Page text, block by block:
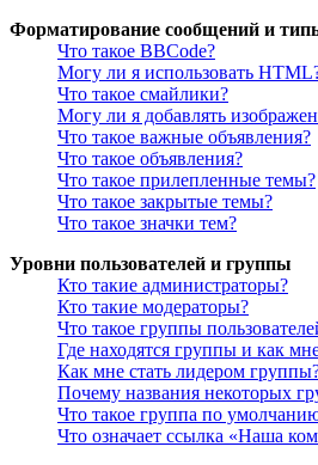
Форматирование сообщений и
Что такое BBCode?
Могу ли я использовать
Что такое смайлики?
Могу ли я добавлять
Что такое важные объявления?
Что такое объявления?
Что такое прилепленные темы?
Что такое закрытые темы?
Что такое значки тем?
Уровни пользователей и группы
Кто такие администраторы?
Кто такие модераторы?
Что такое группы
Где находятся группы и как
Как мне стать лидером
Почему названия некоторых
Что такое группа по
Что означает ссылка «Наша